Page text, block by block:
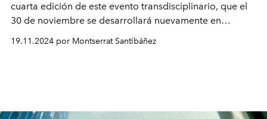
cuarta edición de este evento transdisciplinario, que el
30 de noviembre se desarrollará nuevamente en
emergentes actos locales.
19.11.2024 por Montserrat Santibáñez